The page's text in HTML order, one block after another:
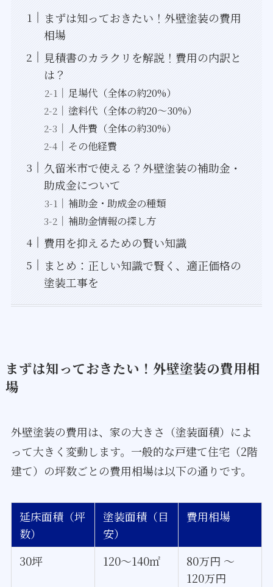
まずは知っておきたい！外壁塗装の費用
相場
見積書のカラクリを解説！費用の内訳と
は？
足場代（全体の約20%）
塗料代（全体の約20～30%）
人件費（全体の約30%）
その他経費
久留米市で使える？外壁塗装の補助金・
助成金について
補助金・助成金の種類
補助金情報の探し方
費用を抑えるための賢い知識
まとめ：正しい知識で賢く、適正価格の
塗装工事を
まずは知っておきたい！外壁塗装の費用相
場
外壁塗装の費用は、家の大きさ（塗装面積）によ
って大きく変動します。一般的な戸建て住宅（2階
建て）の坪数ごとの費用相場は以下の通りです。
延床面積（坪
数）
塗装面積（目
安）
費用相場
30坪 120～140㎡
80万円 ～
120万円